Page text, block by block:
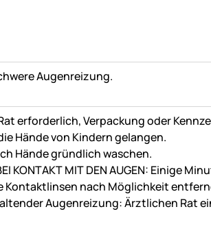
Augenreizung.
erforderlich, Verpackung oder
Hände von Kindern gelangen.
Hände gründlich waschen.
KONTAKT MIT DEN AUGEN: Einige
Kontaktlinsen nach Möglichkeit
Augenreizung: Ärztlichen Rat